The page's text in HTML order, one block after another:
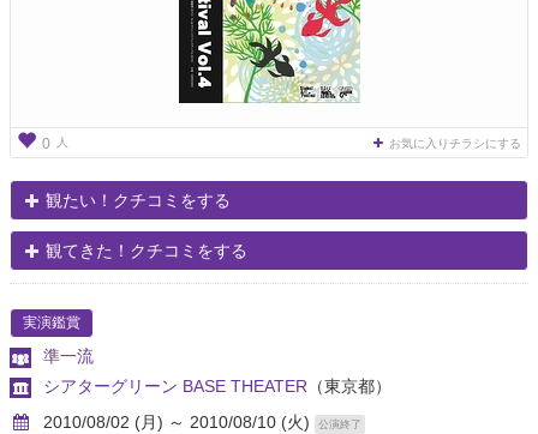
0 人 お気に入りチラシにする
観たい！クチコミをする
観てきた！クチコミをする
実演鑑賞
準一流
シアターグリーン BASE THEATER （東京都）
2010/08/02 (月) ～ 2010/08/10 (火)
公演終了